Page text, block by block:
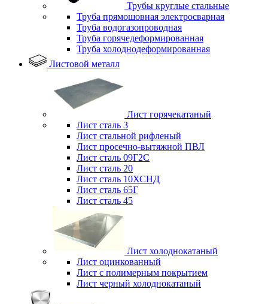
Трубы круглые стальные
Труба прямошовная электросварная
Труба водогазопроводная
Труба горячедеформированная
Труба холоднодеформированная
Листовой металл
Лист горячекатаный
Лист сталь 3
Лист стальной рифленый
Лист просечно-вытяжной ПВЛ
Лист сталь 09Г2С
Лист сталь 20
Лист сталь 10ХСНД
Лист сталь 65Г
Лист сталь 45
Лист холоднокатаный
Лист оцинкованный
Лист с полимерным покрытием
Лист черный холоднокатаный